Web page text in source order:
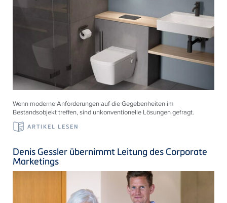
Wenn moderne Anforderungen auf die Gegebenheiten im
Bestandsobjekt treffen, sind unkonventionelle Lösungen gefragt.
ARTIKEL LESEN
Denis Gessler übernimmt Leitung des Corporate
Marketings